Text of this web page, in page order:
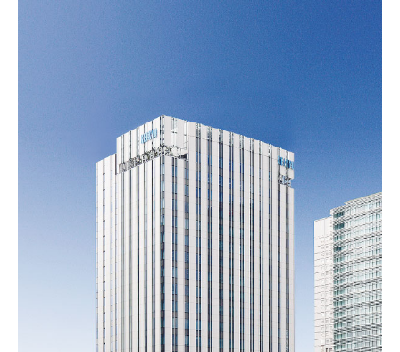
よこはまグッドバランス
パートナーシップ構築宣言
かながわ健康優良企業
ホテル・商業施設
工場・研究所・交通施設
教育・文化・スポーツ施設
病院・福祉施設